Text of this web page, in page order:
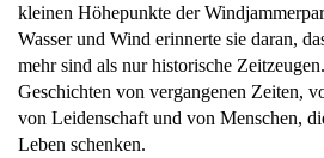
kleinen Höhepunkte der
Wasser und Wind erinnerte sie daran,
mehr sind als nur historische
Geschichten von vergangenen Zeiten,
von Leidenschaft und von Menschen,
Leben schenken.